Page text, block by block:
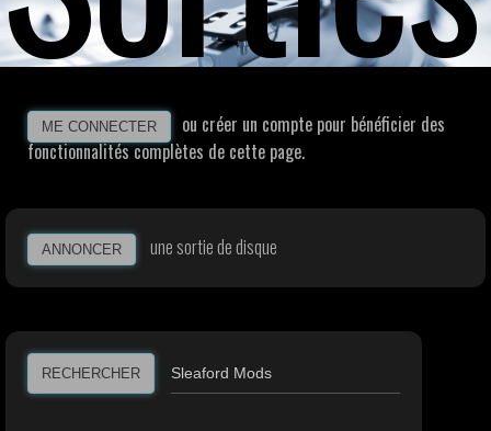
ME CONNECTER
ou créer un compte pour bénéficier des
fonctionnalités complètes de cette page.
ANNONCER une sortie de disque
RECHERCHER